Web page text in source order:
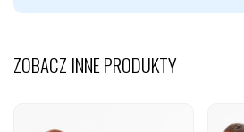
ZOBACZ INNE PRODUKTY